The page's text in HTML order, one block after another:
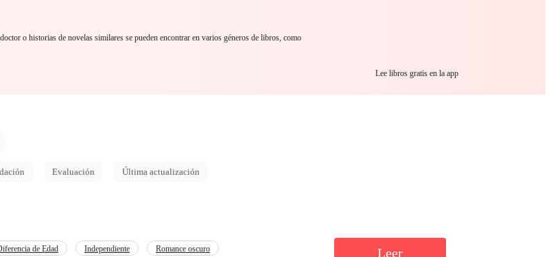
o historias de novelas similares se pueden encontrar en varios géneros de libros, como
Lee libros gratis en la app
Evaluación Última actualización
de Edad Independiente
Romance oscuro
Leer